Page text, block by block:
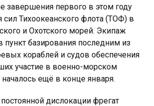
завершения первого в этом году
сил Тихоокеанского флота (ТОФ) в
и Охотского морей. Экипаж
пункт базирования последним из
кораблей и судов обеспечения
участие в военно-морском
началось ещё в конце января.
дислокации фрегат